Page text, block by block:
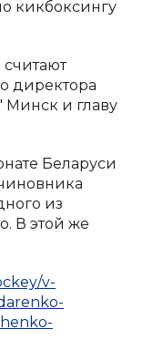
кикбоксингу
директора
Минск и главу
Беларуси
из
В этой же
v-